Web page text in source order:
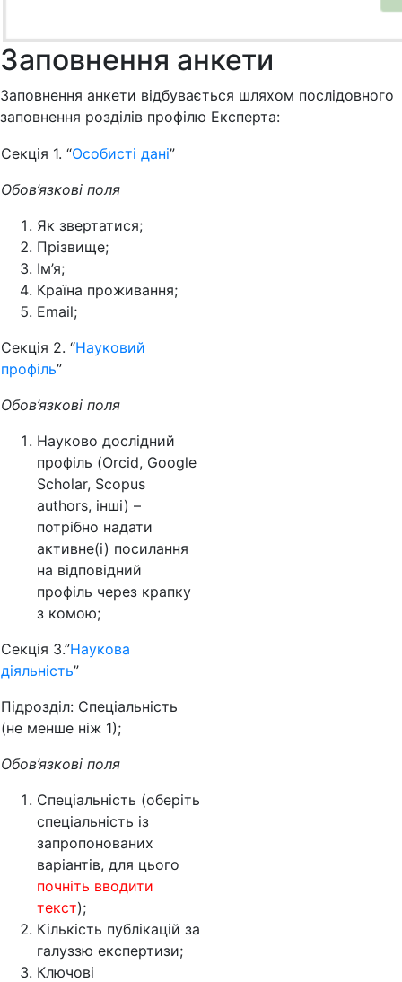
Заповнення анкети
Заповнення анкети відбувається шляхом послідовного
заповнення розділів профілю Експерта:
Секція 1. “Особисті дані”
Обов’язкові поля
Як звертатися;
Прізвище;
Ім’я;
Країна проживання;
Email;
Секція 2. “Науковий
профіль”
Обов’язкові поля
Науково дослідний
профіль (Orcid, Google
Scholar, Scopus
authors, інші) –
потрібно надати
активне(і) посилання
на відповідний
профіль через крапку
з комою;
Секція 3.”Наукова
діяльність”
Підрозділ: Спеціальність
(не менше ніж 1);
Обов’язкові поля
Спеціальність (оберіть
спеціальність із
запропонованих
варіантів, для цього
почніть вводити
текст);
Кількість публікацій за
галуззю експертизи;
Ключові